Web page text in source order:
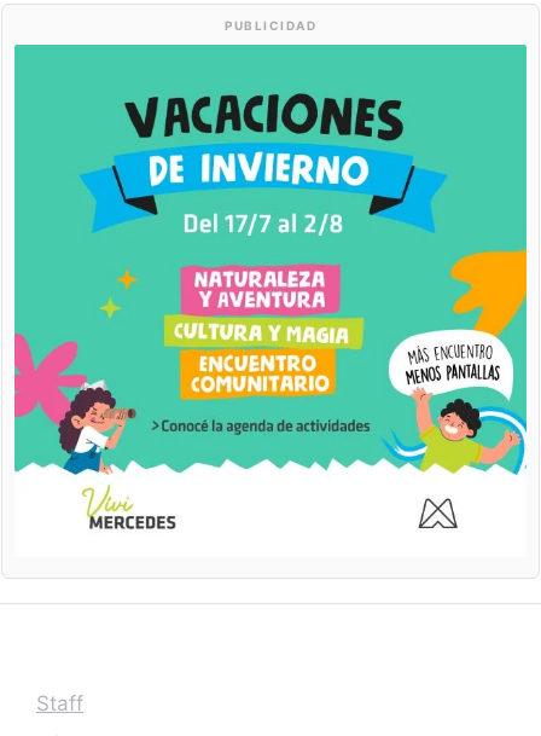
PUBLICIDAD
Staff